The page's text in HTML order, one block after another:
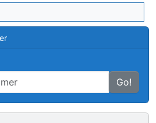
Go!